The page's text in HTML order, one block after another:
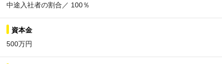
中途入社者の割合／ 100％
資本金
500万円